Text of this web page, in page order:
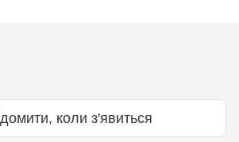
коли з'явиться